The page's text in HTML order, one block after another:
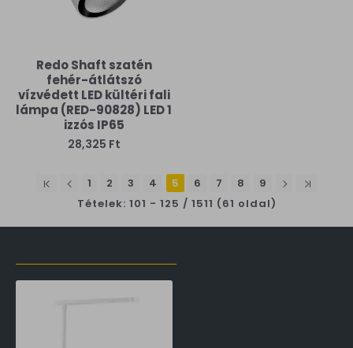
Redo Shaft szatén
fehér-átlátszó
vízvédett LED kültéri fali
lámpa (RED-90828) LED 1
izzós IP65
28,325 Ft
1 2 3 4 5 6 7 8
9
Tételek: 101 - 125 / 1511 (61 oldal)